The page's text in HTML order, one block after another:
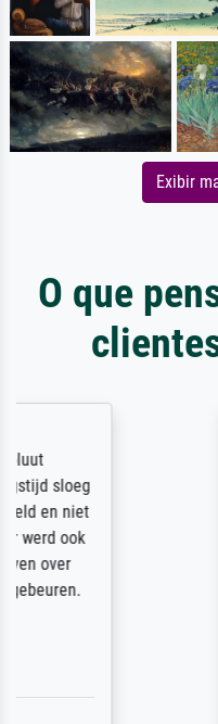
Exibir
O que
Sehr gute
des Rahmens!
sorgfältig und
unbeschadet bei
unser letzter